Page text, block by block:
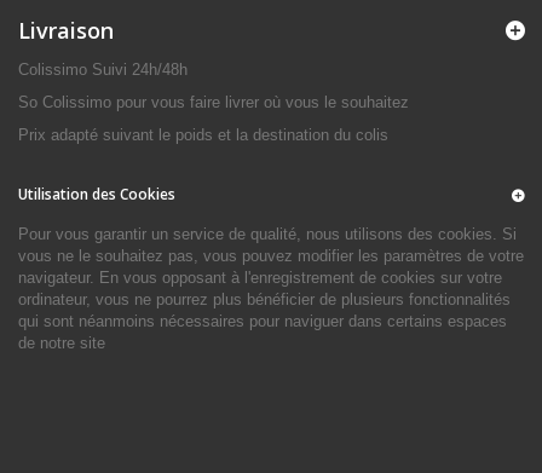
Livraison
Colissimo Suivi 24h/48h
So Colissimo pour vous faire livrer où vous le souhaitez
Prix adapté suivant le poids et la destination du colis
Utilisation des Cookies
Pour vous garantir un service de qualité, nous utilisons des cookies. Si
vous ne le souhaitez pas, vous pouvez modifier les paramètres de votre
navigateur. En vous opposant à l'enregistrement de cookies sur votre
ordinateur, vous ne pourrez plus bénéficier de plusieurs fonctionnalités
qui sont néanmoins nécessaires pour naviguer dans certains espaces
de notre site